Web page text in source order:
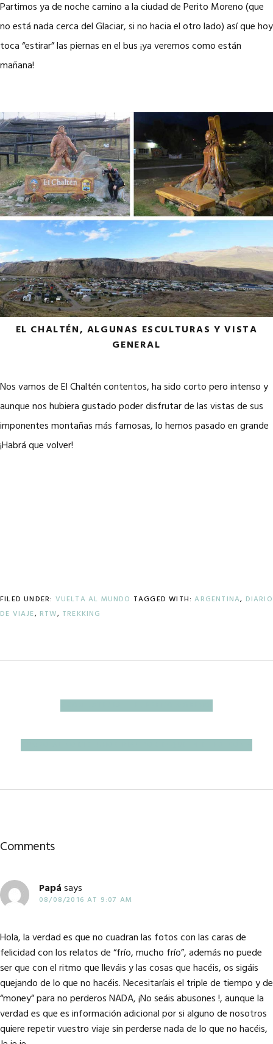
Partimos ya de noche camino a la ciudad de Perito Moreno (que
no está nada cerca del Glaciar, si no hacia el otro lado) así que hoy
toca “estirar” las piernas en el bus ¡ya veremos como están
mañana!
EL CHALTÉN, ALGUNAS ESCULTURAS Y VISTA
GENERAL
Nos vamos de El Chaltén contentos, ha sido corto pero intenso y
aunque nos hubiera gustado poder disfrutar de las vistas de sus
imponentes montañas más famosas, lo hemos pasado en grande
¡Habrá que volver!
FILED UNDER: VUELTA AL MUNDO TAGGED WITH:ARGENTINA, DIARIO
DE VIAJE, RTW, TREKKING
PREVIOUS
POST:
NEXT
POST:
Interactions
Comments
Papásays
08/08/2016 AT 9:07 AM
Hola, la verdad es que no cuadran las fotos con las caras de
felicidad con los relatos de “frío, mucho frío”, además no puede
ser que con el ritmo que lleváis y las cosas que hacéis, os sigáis
quejando de lo que no hacéis. Necesitaríais el triple de tiempo y de
“money” para no perderos NADA, ¡No seáis abusones !, aunque la
verdad es que es información adicional por si alguno de nosotros
quiere repetir vuestro viaje sin perderse nada de lo que no hacéis,